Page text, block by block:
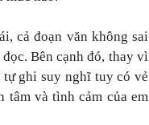
cả đoạn văn không sai
Bên cạnh đó, thay vì
tự ghi suy nghĩ tuy có vẻ
tâm và tình cảm của em